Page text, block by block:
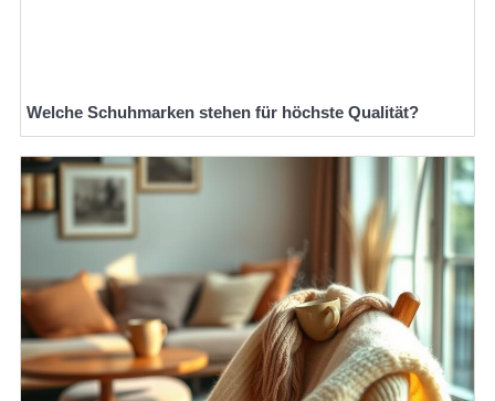
Welche Schuhmarken stehen für höchste Qualität?